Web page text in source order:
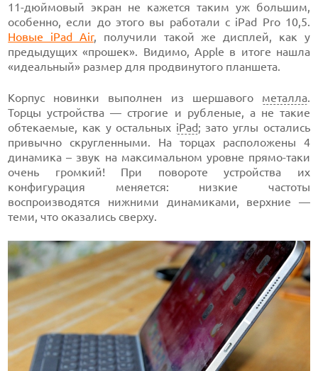
11-дюймовый экран не кажется таким уж большим,
особенно, если до этого вы работали с iPad Pro 10,5.
Новые iPad Air, получили такой же дисплей, как у
предыдущих «прошек». Видимо, Apple в итоге нашла
«идеальный» размер для продвинутого планшета.
Корпус новинки выполнен из шершавого металла.
Торцы устройства — строгие и рубленые, а не такие
обтекаемые, как у остальных iPad; зато углы остались
привычно скругленными. На торцах расположены 4
динамика – звук на максимальном уровне прямо-таки
очень громкий! При повороте устройства их
конфигурация меняется: низкие частоты
воспроизводятся нижними динамиками, верхние —
теми, что оказались сверху.